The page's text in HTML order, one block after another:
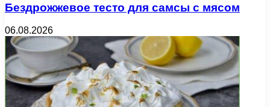
Бездрожжевое тесто для самсы с мясом
06.08.2026